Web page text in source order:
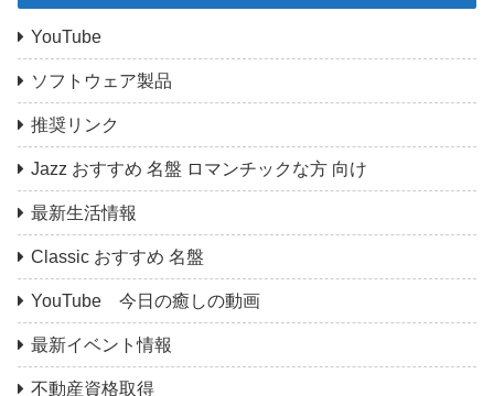
YouTube
ソフトウェア製品
推奨リンク
Jazz おすすめ 名盤 ロマンチックな方 向け
最新生活情報
Classic おすすめ 名盤
YouTube 今日の癒しの動画
最新イベント情報
不動産資格取得